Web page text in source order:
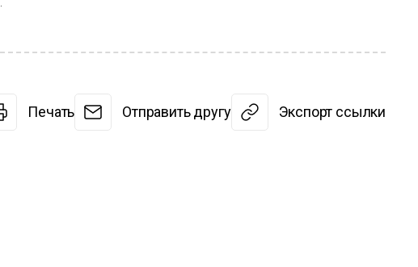
Печать Отправить другу Экспорт ссылки